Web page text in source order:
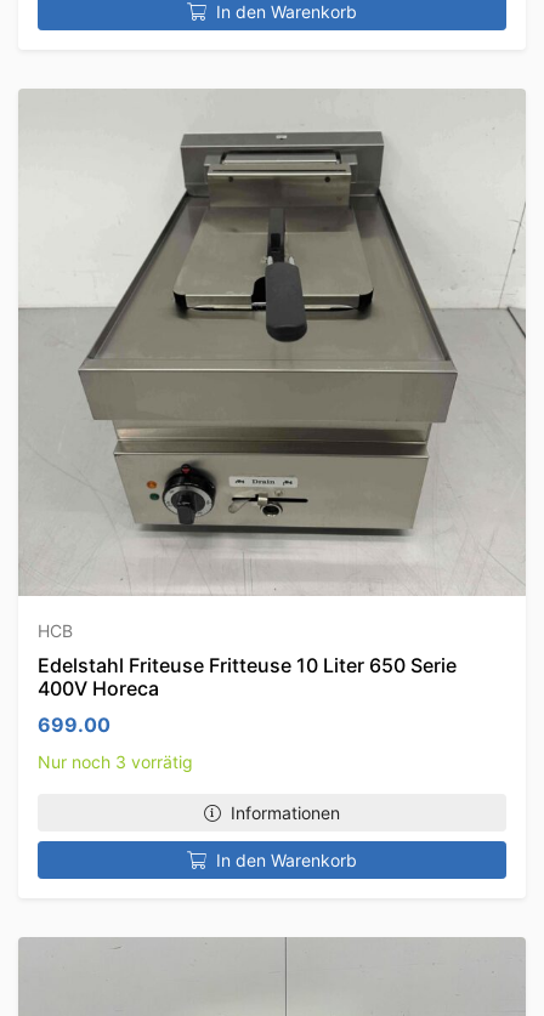
In den Warenkorb
HCB
Edelstahl Friteuse Fritteuse 10 Liter 650 Serie
400V Horeca
699.00
Nur noch 3 vorrätig
Informationen
In den Warenkorb